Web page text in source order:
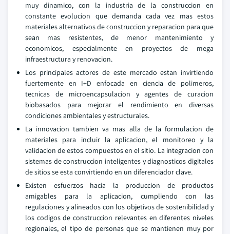
muy dinamico, con la industria de la construccion en
constante evolucion que demanda cada vez mas estos
materiales alternativos de construccion y reparacion para que
sean mas resistentes, de menor mantenimiento y
economicos, especialmente en proyectos de mega
infraestructura y renovacion.
Los principales actores de este mercado estan invirtiendo
fuertemente en I+D enfocada en ciencia de polimeros,
tecnicas de microencapsulacion y agentes de curacion
biobasados para mejorar el rendimiento en diversas
condiciones ambientales y estructurales.
La innovacion tambien va mas alla de la formulacion de
materiales para incluir la aplicacion, el monitoreo y la
validacion de estos compuestos en el sitio. La integracion con
sistemas de construccion inteligentes y diagnosticos digitales
de sitios se esta convirtiendo en un diferenciador clave.
Existen esfuerzos hacia la produccion de productos
amigables para la aplicacion, cumpliendo con las
regulaciones y alineados con los objetivos de sostenibilidad y
los codigos de construccion relevantes en diferentes niveles
regionales, el tipo de personas que se mantienen muy por